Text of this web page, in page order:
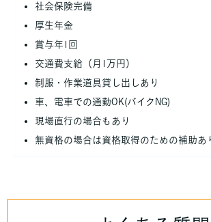
社会保険完備
厚生年金
賞与年1回
交通費支給（月1万円）
制服・作業道具貸し出しあり
車、電車での通勤OK(バイクNG)
現場直行の場合もあり
無資格の場合は資格取得のための補助あ